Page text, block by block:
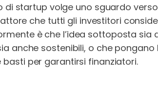
di startup volge uno sguardo
che tutti gli investitori
è che l’idea sottoposta sia
anche sostenibili, o che
per garantirsi finanziatori.